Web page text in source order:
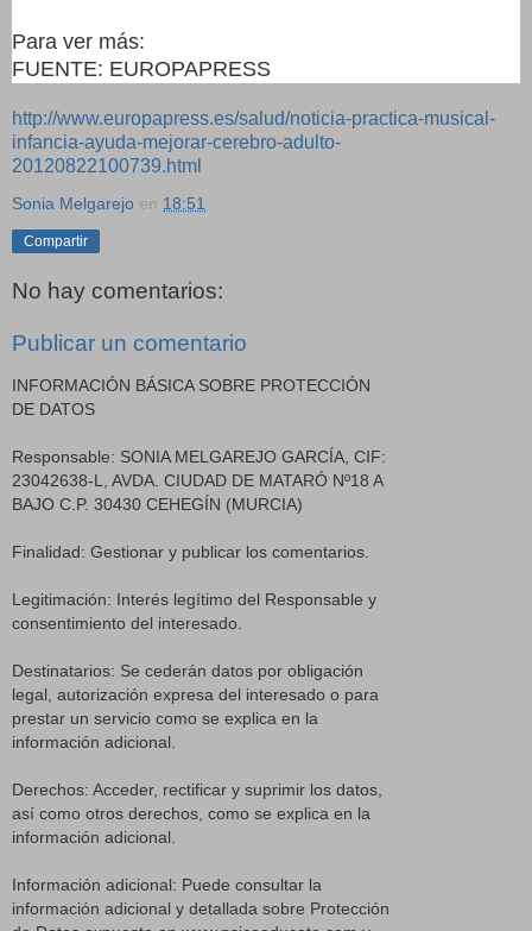
Para ver más:
FUENTE: EUROPAPRESS
http://www.europapress.es/salud/noticia-practica-musical-
infancia-ayuda-mejorar-cerebro-adulto-
20120822100739.html
Sonia Melgarejo en 18:51
Compartir
No hay comentarios:
Publicar un comentario
INFORMACIÓN BÁSICA SOBRE PROTECCIÓN
DE DATOS
Responsable: SONIA MELGAREJO GARCÍA, CIF:
23042638-L, AVDA. CIUDAD DE MATARÓ Nº18 A
BAJO C.P. 30430 CEHEGÍN (MURCIA)
Finalidad: Gestionar y publicar los comentarios.
Legitimación: Interés legítimo del Responsable y
consentimiento del interesado.
Destinatarios: Se cederán datos por obligación
legal, autorización expresa del interesado o para
prestar un servicio como se explica en la
información adicional.
Derechos: Acceder, rectificar y suprimir los datos,
así como otros derechos, como se explica en la
información adicional.
Información adicional: Puede consultar la
información adicional y detallada sobre Protección